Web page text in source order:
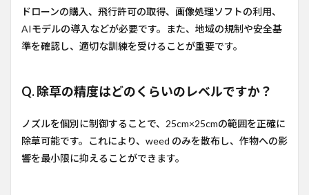
ドローンの購入、飛行許可の取得、画像処理ソフトの利用、
AIモデルの導入などが必要です。また、地域の規制や安全基
準を確認し、適切な訓練を受けることが重要です。
Q. 除草の精度はどのくらいのレベルですか？
ノズルを個別に制御することで、25cm×25cmの範囲を正確に
除草可能です。これにより、weed のみを散布し、作物への影
響を最小限に抑えることができます。